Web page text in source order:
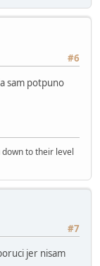
#6
sam potpuno
to their level
#7
jer nisam